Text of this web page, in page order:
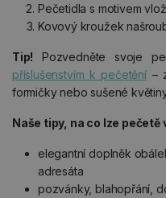
Pečetidla s motivem
Kovový kroužek
Tip! Pozvedněte svoje
příslušenstvím k pečetění–
formičky nebo sušené
Naše tipy, na co lze pečetě
elegantní doplněk
adresáta
pozvánky, blahopřání,